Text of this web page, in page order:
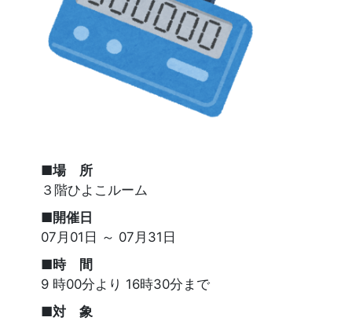
■場 所
３階ひよこルーム
■開催日
07月01日 ～ 07月31日
■時 間
9 時00分より 16時30分まで
■対 象